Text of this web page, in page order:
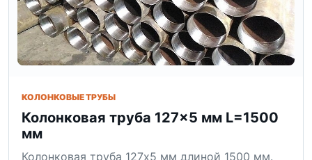
КОЛОНКОВЫЕ ТРУБЫ
Колонковая труба 127×5 мм L=1500
мм
Колонковая труба 127x5 мм длиной 1500 мм.